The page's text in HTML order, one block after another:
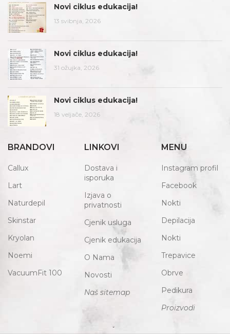
Novi ciklus edukacija!
13 svibnja, 2026
Novi ciklus edukacija!
31 ožujka, 2026
Novi ciklus edukacija!
18 veljače, 2026
BRANDOVI
Callux
Lart
Naturdepil
Skinstar
Kryolan
Noemi
VacuumFit 100
LINKOVI
Dostava i
isporuka
Izjava o
privatnosti
Cjenik usluga
Cjenik edukacija
O Nama
Novosti
Naš sitemap
MENU
Instagram profil
Facebook
Nokti
Depilacija
Nokti
Trepavice
Obrve
Pedikura
Proizvodi